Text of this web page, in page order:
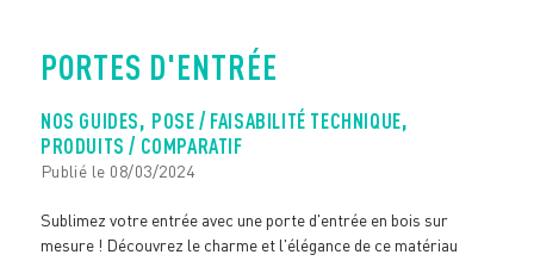
PORTES D'ENTRÉE
NOS GUIDES, POSE / FAISABILITÉ TECHNIQUE,
PRODUITS / COMPARATIF
Publié le 08/03/2024
Sublimez votre entrée avec une porte d'entrée en bois sur
mesure ! Découvrez le charme et l'élégance de ce matériau